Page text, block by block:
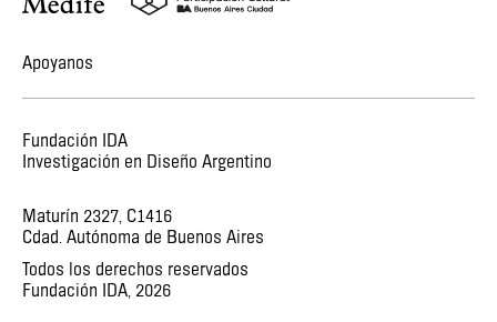
Apoyanos
Fundación IDA
Investigación en Diseño Argentino
Maturín 2327, C1416
Cdad. Autónoma de Buenos Aires
Todos los derechos reservados
Fundación IDA, 2026